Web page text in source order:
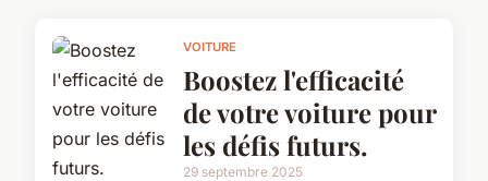
VOITURE
Boostez l'efficacité
de votre voiture pour
les défis futurs.
29 septembre 2025